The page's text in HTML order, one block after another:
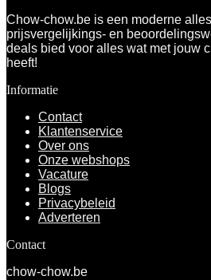
Chow-chow.be is een moderne
prijsvergelijkings- en
deals bied voor alles wat met jouw
heeft!
Informatie
Contact
Klantenservice
Over ons
Onze webshops
Vacature
Blogs
Privacybeleid
Adverteren
Contact
chow-chow.be